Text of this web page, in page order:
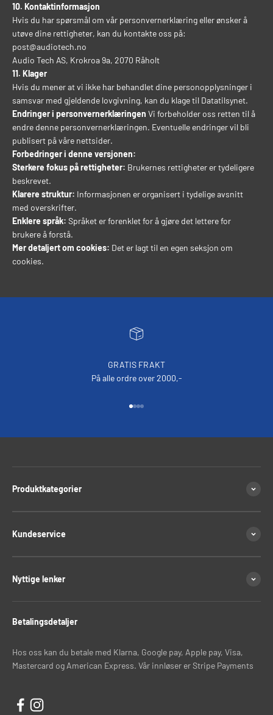
10. Kontaktinformasjon
Hvis du har spørsmål om vår personvernerklæring eller ønsker å
utøve dine rettigheter, kan du kontakte oss på:
post@audiotech.no
Audio Tech AS, Krokroa 9a, 2070 Råholt
11. Klager
Hvis du mener at vi ikke har behandlet dine personopplysninger i
samsvar med gjeldende lovgivning, kan du klage til Datatilsynet.
Endringer i personvernerklæringen Vi forbeholder oss retten til å
endre denne personvernerklæringen. Eventuelle endringer vil bli
publisert på våre nettsider.
Forbedringer i denne versjonen:
Sterkere fokus på rettigheter: Brukernes rettigheter er tydeligere
beskrevet.
Klarere struktur: Informasjonen er organisert i tydelige avsnitt
med overskrifter.
Enklere språk: Språket er forenklet for å gjøre det lettere for
brukere å forstå.
Mer detaljert om cookies: Det er lagt til en egen seksjon om
cookies.
GRATIS FRAKT
På alle ordre over 2000,-
Produktkategorier
Kundeservice
Nyttige lenker
Betalingsdetaljer
Hos oss kan du betale med Klarna, Google pay, Apple pay, Visa,
Mastercard og American Express. Vår innløser er Stripe Payments